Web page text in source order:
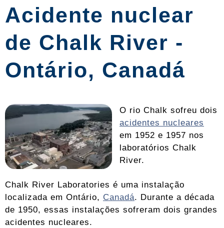
Acidente nuclear
de Chalk River -
Ontário, Canadá
O rio Chalk sofreu dois
acidentes nucleares
em 1952 e 1957 nos
laboratórios Chalk
River.
Chalk River Laboratories é uma instalação
localizada em Ontário, Canadá. Durante a década
de 1950, essas instalações sofreram dois grandes
acidentes nucleares.